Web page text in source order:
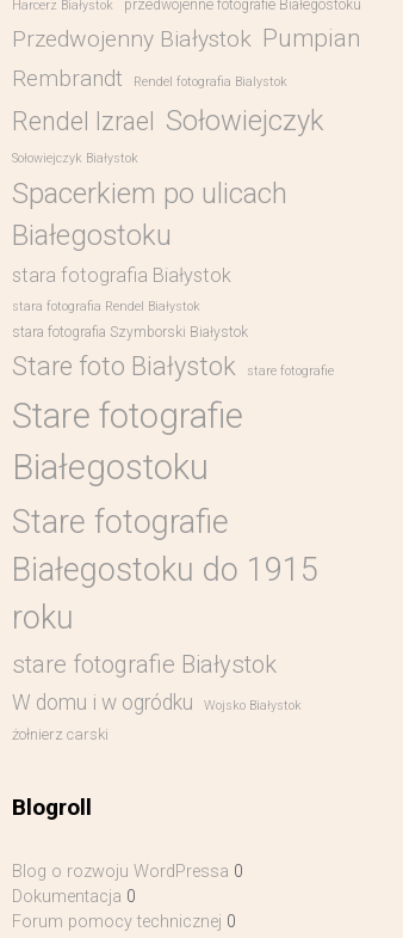
Harcerz Białystok przedwojenne fotografie Białegostoku
Przedwojenny Białystok Pumpian
Rembrandt Rendel fotografia Bialystok
Rendel Izrael Sołowiejczyk
Sołowiejczyk Białystok
Spacerkiem po ulicach
Białegostoku
stara fotografia Białystok
stara fotografia Rendel Białystok
stara fotografia Szymborski Białystok
Stare foto Białystok stare fotografie
Stare fotografie
Białegostoku
Stare fotografie
Białegostoku do 1915
roku
stare fotografie Białystok
W domu i w ogródku Wojsko Białystok
żołnierz carski
Blogroll
Blog o rozwoju WordPressa 0
Dokumentacja 0
Forum pomocy technicznej 0